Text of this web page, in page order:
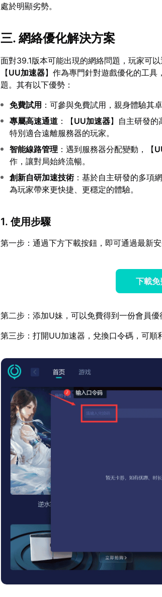
處於明顯劣勢。
三. 網絡優化解決方案
面對39.1版本可能出現的網絡問題，玩家可
【UU加速器】作為專門針對遊戲優化的工具
題。其有以下優勢：
免費試用 ：可參與免費試用，親身體驗其
專屬高速通道 ：【UU加速器】自主研發的
特別適合遠離服務器的玩家。
智能線路管理 ：遇到服務器分配變動，【
作，讓對局始終流暢。
創新自研加速技術：基於自主研發的多項
為玩家帶來更快捷、更穩定的體驗。
1. 使用步驟
第一步：通過下方下載按鈕，即可通過最新安
下載
第二步：添加U妹，可以免費得到一份會員優
第三步：打開UU加速器，兌換口令碼，可順